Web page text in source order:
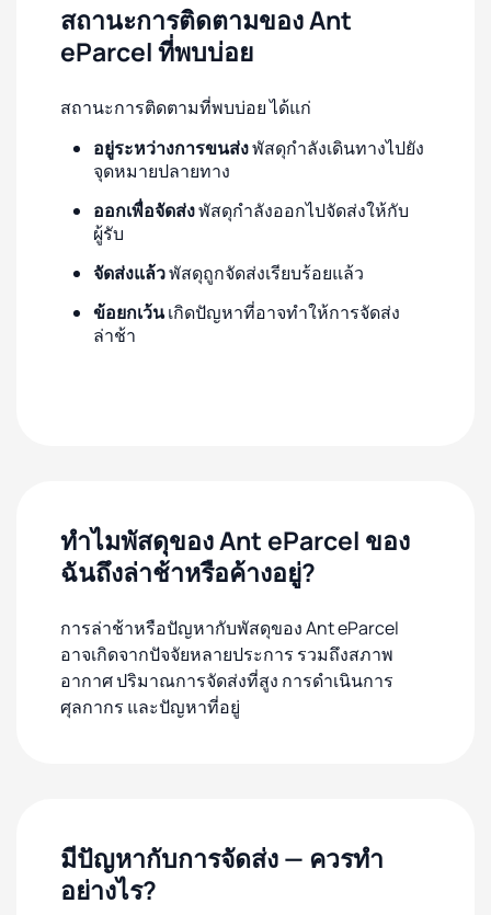
สถานะการติดตามของ Ant
eParcel ที่พบบ่อย
สถานะการติดตามที่พบบ่อย ได้แก่
อยู่ระหว่างการขนส่งพัสดุกำลังเดินทางไปยัง
จุดหมายปลายทาง
ออกเพื่อจัดส่งพัสดุกำลังออกไปจัดส่งให้กับ
ผู้รับ
จัดส่งแล้วพัสดุถูกจัดส่งเรียบร้อยแล้ว
ข้อยกเว้นเกิดปัญหาที่อาจทำให้การจัดส่ง
ล่าช้า
ทำไมพัสดุของ Ant eParcel ของ
ฉันถึงล่าช้าหรือค้างอยู่?
การล่าช้าหรือปัญหากับพัสดุของ Ant eParcel
อาจเกิดจากปัจจัยหลายประการ รวมถึงสภาพ
อากาศ ปริมาณการจัดส่งที่สูง การดำเนินการ
ศุลกากร และปัญหาที่อยู่
มีปัญหากับการจัดส่ง — ควรทำ
อย่างไร?